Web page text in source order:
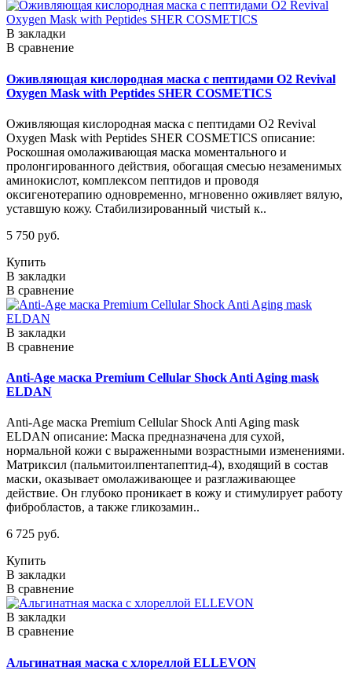
В закладки
В сравнение
Оживляющая кислородная маска с пептидами O2 Revival
Oxygen Mask with Peptides SHER COSMETICS
Оживляющая кислородная маска с пептидами O2 Revival
Oxygen Mask with Peptides SHER COSMETICS описание:
Роскошная омолаживающая маска моментального и
пролонгированного действия, обогащая смесью незаменимых
аминокислот, комплексом пептидов и проводя
оксигенотерапию одновременно, мгновенно оживляет вялую,
уставшую кожу. Стабилизированный чистый к..
5 750 руб.
Купить
В закладки
В сравнение
В закладки
В сравнение
Anti-Age маска Premium Cellular Shock Anti Aging mask
ELDAN
Anti-Age маска Premium Cellular Shock Anti Aging mask
ELDAN описание: Маска предназначена для сухой,
нормальной кожи с выраженными возрастными изменениями.
Матриксил (пальмитоилпентапептид-4), входящий в состав
маски, оказывает омолаживающее и разглаживающее
действие. Он глубоко проникает в кожу и стимулирует работу
фибробластов, а также гликозамин..
6 725 руб.
Купить
В закладки
В сравнение
В закладки
В сравнение
Альгинатная маска с хлореллой ELLEVON